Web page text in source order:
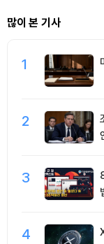
많이 본 기사
1
2
3
4